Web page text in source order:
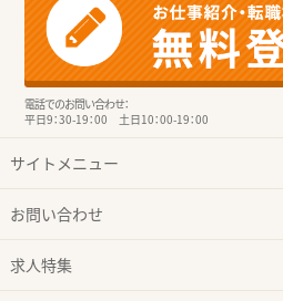
電話でのお問い合わせ：
平日9：30-19：00 土日10：00-19：00
サイトメニュー
お問い合わせ
求人特集